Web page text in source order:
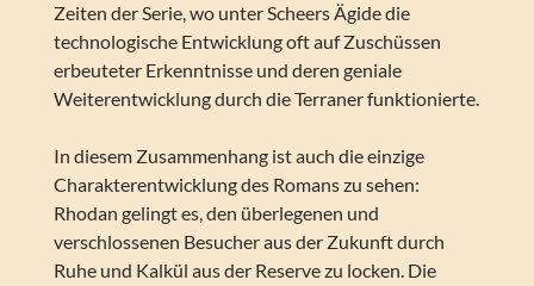
Zeiten der Serie, wo unter Scheers Ägide die
technologische Entwicklung oft auf Zuschüssen
erbeuteter Erkenntnisse und deren geniale
Weiterentwicklung durch die Terraner funktionierte.
In diesem Zusammenhang ist auch die einzige
Charakterentwicklung des Romans zu sehen:
Rhodan gelingt es, den überlegenen und
verschlossenen Besucher aus der Zukunft durch
Ruhe und Kalkül aus der Reserve zu locken. Die